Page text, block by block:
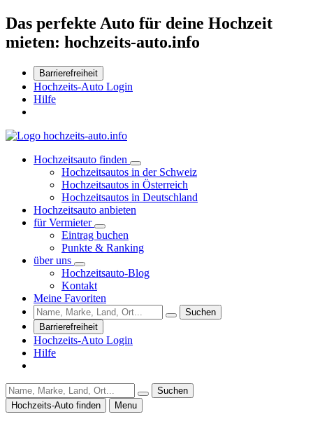
Das perfekte Auto für deine Hochzeit
mieten: hochzeits-auto.info
Barrierefreiheit
Hochzeits-Auto Login
Hilfe
Hochzeitsauto finden
Hochzeitsautos in der Schweiz
Hochzeitsautos in Österreich
Hochzeitsautos in Deutschland
Hochzeitsauto anbieten
für Vermieter
Eintrag buchen
Punkte & Ranking
über uns
Hochzeitsauto-Blog
Kontakt
Meine Favoriten
Suchen
Barrierefreiheit
Hochzeits-Auto Login
Hilfe
Suchen
Hochzeits-Auto finden
Menu